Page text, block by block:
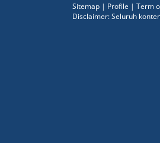
Sitemap | Profile | Term
Disclaimer: Seluruh